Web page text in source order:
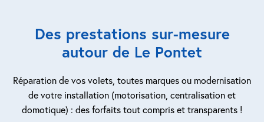
Des prestations sur-mesure
autour de Le Pontet
Réparation de vos volets, toutes marques ou modernisation
de votre installation (motorisation, centralisation et
domotique) : des forfaits tout compris et transparents !